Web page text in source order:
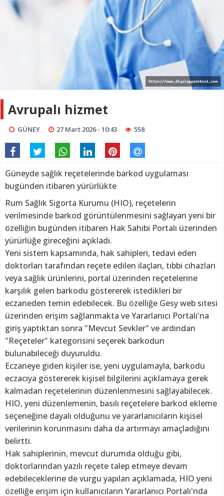
Avrupalı hizmet
GÜNEY 27 Mart 2026 - 10:43 558
Güneyde sağlık reçetelerinde barkod uygulaması
bugünden itibaren yürürlükte
Rum Sağlık Sigorta Kurumu (HIO), reçetelerin
verilmesinde barkod görüntülenmesini sağlayan yeni bir
özelliğin bugünden itibaren Hak Sahibi Portalı üzerinden
yürürlüğe gireceğini açıkladı.
Yeni sistem kapsamında, hak sahipleri, tedavi eden
doktorları tarafından reçete edilen ilaçları, tıbbi cihazları
veya sağlık ürünlerini, portal üzerinden reçetelerine
karşılık gelen barkodu göstererek istedikleri bir
eczaneden temin edebilecek. Bu özelliğe Gesy web sitesi
üzerinden erişim sağlanmakta ve Yararlanıcı Portalı'na
giriş yaptıktan sonra "Mevcut Sevkler" ve ardından
"Reçeteler" kategorisini seçerek barkodun
bulunabileceği duyuruldu.
Eczaneye giden kişiler ise, yeni uygulamayla, barkodu
eczacıya göstererek kişisel bilgilerini açıklamaya gerek
kalmadan reçetelerinin düzenlenmesini sağlayabilecek.
HIO, yeni düzenlemenin, basılı reçetelere barkod ekleme
seçeneğine dayalı olduğunu ve yararlanıcıların kişisel
verilerinin korunmasını daha da artırmayı amaçladığını
belirtti.
Hak sahiplerinin, mevcut durumda olduğu gibi,
doktorlarından yazılı reçete talep etmeye devam
edebileceklerine de vurgu yapılan açıklamada, HIO yeni
özelliğe erişim için kullanıcıların Yararlanıcı Portalı'nda